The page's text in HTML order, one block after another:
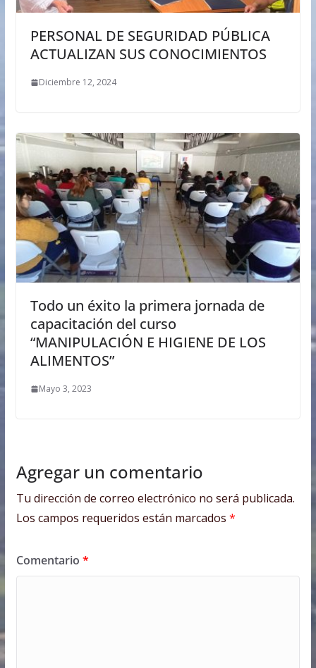
PERSONAL DE SEGURIDAD PÚBLICA
ACTUALIZAN SUS CONOCIMIENTOS
Diciembre 12, 2024
Todo un éxito la primera jornada de
capacitación del curso
“MANIPULACIÓN E HIGIENE DE LOS
ALIMENTOS”
Mayo 3, 2023
Agregar un comentario
Tu dirección de correo electrónico no será publicada.
Los campos requeridos están marcados *
Comentario *